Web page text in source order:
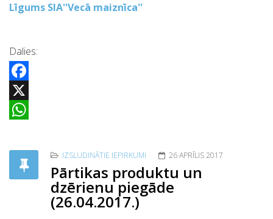
Līgums SIA''Vecā maiznīca''
Dalies:
Facebook
X
IZSLUDINĀTIE IEPIRKUMI 26 APRĪLIS 2017
Pārtikas produktu un
dzērienu piegāde
(26.04.2017.)